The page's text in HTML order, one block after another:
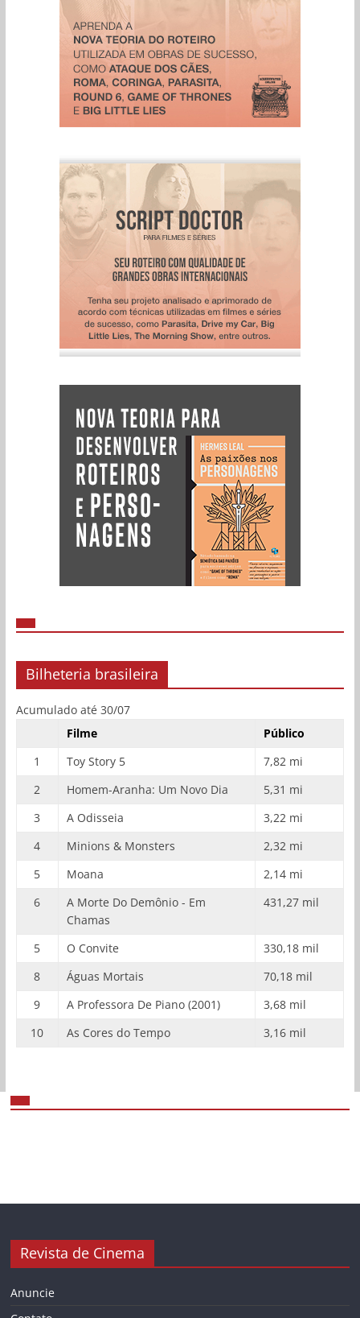
Bilheteria brasileira
Acumulado até 30/07
Filme
Público
1
Toy Story 5
7,82 mi
2
Homem-Aranha: Um Novo Dia
5,31 mi
3
A Odisseia
3,22 mi
4
Minions & Monsters
2,32 mi
5
Moana
2,14 mi
6
A Morte Do Demônio - Em
Chamas
431,27 mil
5 O Convite
330,18 mil
8
Águas Mortais
70,18 mil
9
A Professora De Piano (2001)
3,68 mil
10
As Cores do Tempo 3,16 mil
Revista de Cinema
Anuncie